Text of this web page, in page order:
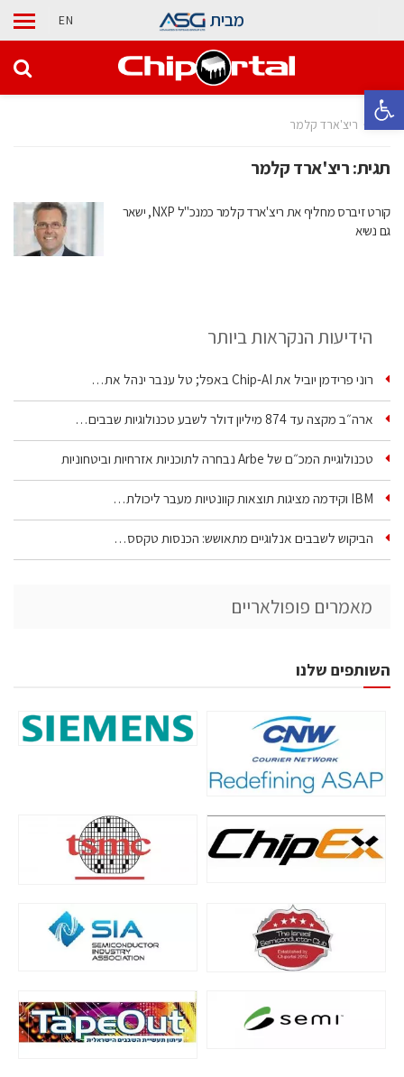
פתח סרגל נגישות
מבית EN
בית ריצ'ארד קלמר
תגית:ריצ'ארד קלמר
קורט זיברס מחליף את ריצ'ארד קלמר כמנכ"ל NXP, ישאר
גם נשיא
הידיעות הנקראות ביותר
רוני פרידמן יוביל את Chip‑AI באפל; טל ענבר ינהל את…
ארה״ב מקצה עד 874 מיליון דולר לשבע טכנולוגיות שבבים…
טכנולוגיית המכ״ם של Arbe נבחרה לתוכניות אזרחיות וביטחוניות
IBM וקידמה מציגות תוצאות קוונטיות מעבר ליכולת…
הביקוש לשבבים אנלוגיים מתאושש: הכנסות טקסס…
מאמרים פופולאריים
השותפים שלנו